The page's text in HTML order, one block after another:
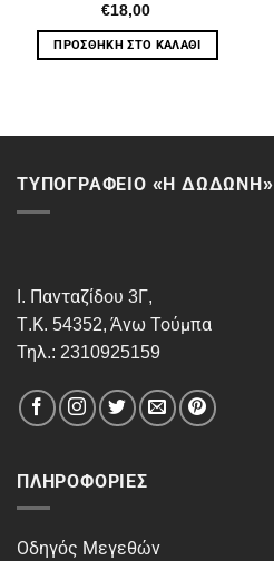
€18,00
ΠΡΟΣΘΉΚΗ ΣΤΟ ΚΑΛΆΘΙ
ΤΥΠΟΓΡΑΦΕΙΟ «Η ΔΩΔΩΝΗ»
Ι. Πανταζίδου 3Γ,
Τ.Κ. 54352, Άνω Τούμπα
Τηλ.: 2310925159
ΠΛΗΡΟΦΟΡΊΕΣ
Οδηγός Μεγεθών